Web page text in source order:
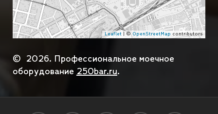
Leaflet | ©OpenStreetMap contributors
© 2026. Профессиональное моечное
оборудование 250bar.ru.